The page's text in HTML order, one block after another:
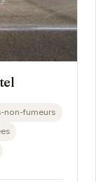
non-fumeurs